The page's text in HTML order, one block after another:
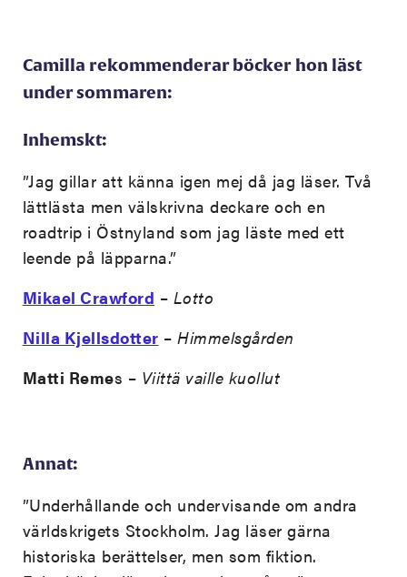
Camilla rekommenderar böcker hon läst
under sommaren:
Inhemskt:
”Jag gillar att känna igen mej då jag läser. Två
lättlästa men välskrivna deckare och en
roadtrip i Östnyland som jag läste med ett
leende på läpparna.”
Mikael Crawford – Lotto
Nilla Kjellsdotter –Himmelsgården
Matti Remes – Viittä vaille kuollut
Annat:
”Underhållande och undervisande om andra
världskrigets Stockholm. Jag läser gärna
historiska berättelser, men som fiktion.